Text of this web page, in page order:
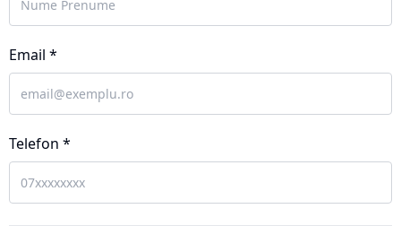
Email *
Telefon *